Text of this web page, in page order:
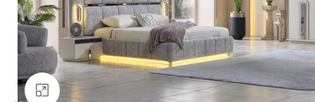
Büyütmek için tıklayın